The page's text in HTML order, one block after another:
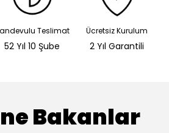
Teslimat
52 Yıl 10 Şube
Ücretsiz Kurulum
2 Yıl Garantili
Bakanlar